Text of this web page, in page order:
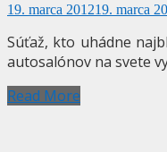
19. marca 201219. marca
Súťaž, kto uhádne
autosalónov na svete
Read More